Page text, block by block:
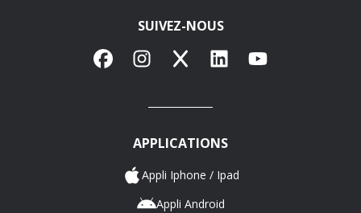
SUIVEZ-NOUS
FacebookInstagram
X LinkedInYouTube
APPLICATIONS
Appli Iphone / Ipad
Appli Android